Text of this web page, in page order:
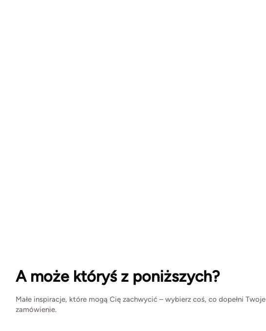
A może któryś z poniższych?
Małe inspiracje, które mogą Cię zachwycić – wybierz coś, co dopełni Twoje
zamówienie.